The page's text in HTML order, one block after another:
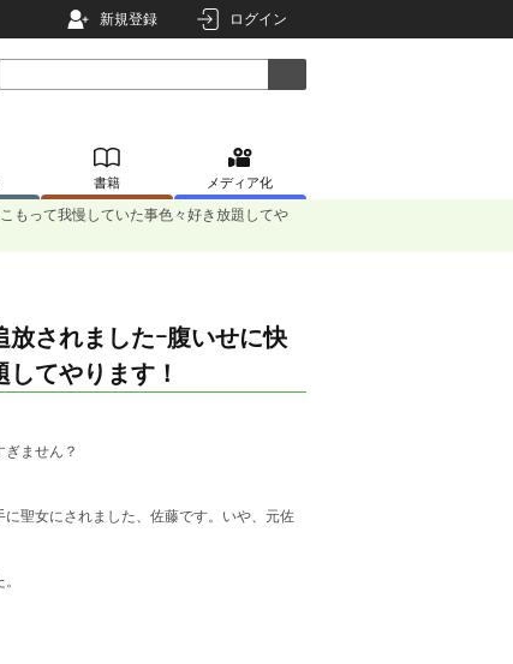
新規登録 ログイン
書籍 メディア化
もって我慢していた事色々好き放題してや
されましたｰ腹いせに快
てやります！
ません？
聖女にされました、佐藤です。いや、元佐